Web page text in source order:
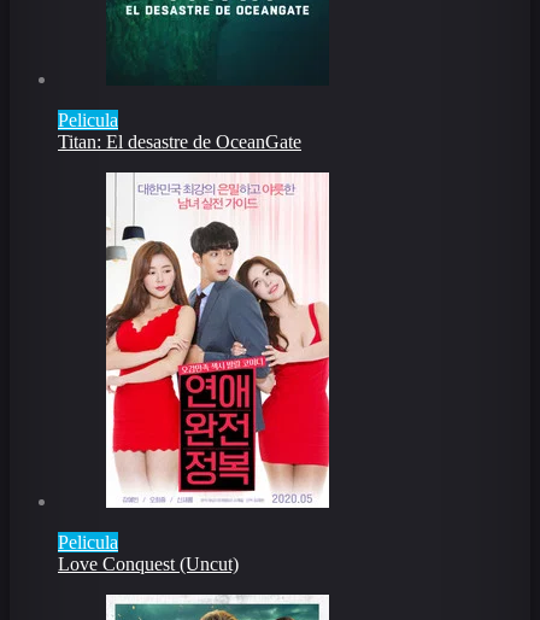
Pelicula
Titan: El desastre de OceanGate
Pelicula
Love Conquest (Uncut)